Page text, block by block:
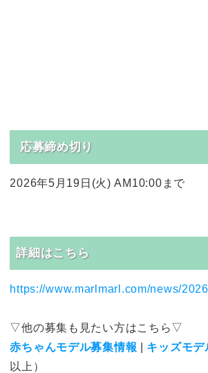
応募締め切り
2026年5月19日(火) AM10:00まで
詳細はこちら
https://www.marlmarl.com/news/
▽他の募集も見たい方はこちら▽
赤ちゃんモデル募集情報
キッズモデ
以上）